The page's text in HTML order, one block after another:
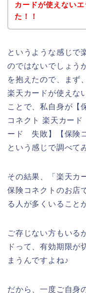
カードが使えない
た！！
というような感じで
のではないでしょう
を抱えたので、まず
楽天カードが使えな
ことで、私自身が【
コネクト 楽天カー
ード 失敗】【保険
という感じで調べて
その結果、「楽天カ
保険コネクトのお店
る人が多くいること
ご存じない方もいる
ドって、有効期限が
まうんですよね♪
だから、一度ご自身